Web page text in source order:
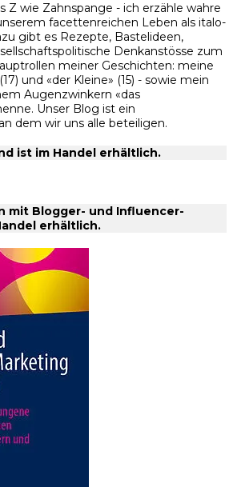
Z wie Zahnspange - ich erzähle wahre
facettenreichen Leben als italo-
gibt es Rezepte, Bastelideen,
Denkanstösse zum
meiner Geschichten: meine
und «der Kleine» (15) - sowie mein
Augenzwinkern «das
Unser Blog ist ein
dem wir uns alle beteiligen.
ist im Handel erhältlich.
mit Blogger- und Influencer-
erhältlich.